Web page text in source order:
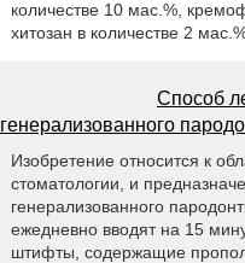
количестве 10 мас.%,
хитозан в количестве 2
Способ
генерализованного
Изобретение относится к
стоматологии, и
генерализованного
ежедневно вводят на 15
штифты, содержащие